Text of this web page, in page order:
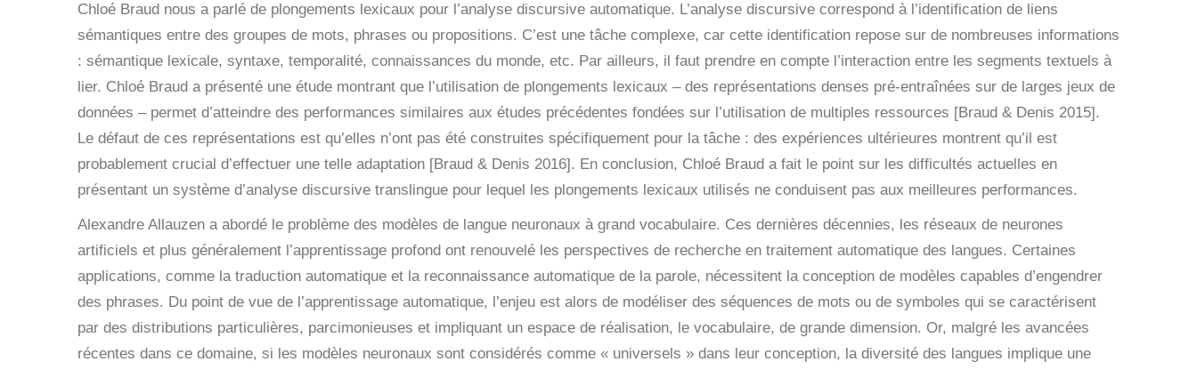
Chloé Braud nous a parlé de plongements lexicaux pour l’analyse discursive automatique. L’analyse discursive correspond à l’identification de liens
sémantiques entre des groupes de mots, phrases ou propositions. C’est une tâche complexe, car cette identification repose sur de nombreuses informations
: sémantique lexicale, syntaxe, temporalité, connaissances du monde, etc. Par ailleurs, il faut prendre en compte l’interaction entre les segments textuels à
lier. Chloé Braud a présenté une étude montrant que l’utilisation de plongements lexicaux – des représentations denses pré-entraînées sur de larges jeux de
données – permet d’atteindre des performances similaires aux études précédentes fondées sur l’utilisation de multiples ressources [Braud & Denis 2015].
Le défaut de ces représentations est qu’elles n’ont pas été construites spécifiquement pour la tâche : des expériences ultérieures montrent qu’il est
probablement crucial d’effectuer une telle adaptation [Braud & Denis 2016]. En conclusion, Chloé Braud a fait le point sur les difficultés actuelles en
présentant un système d’analyse discursive translingue pour lequel les plongements lexicaux utilisés ne conduisent pas aux meilleures performances.
Alexandre Allauzen a abordé le problème des modèles de langue neuronaux à grand vocabulaire. Ces dernières décennies, les réseaux de neurones
artificiels et plus généralement l’apprentissage profond ont renouvelé les perspectives de recherche en traitement automatique des langues. Certaines
applications, comme la traduction automatique et la reconnaissance automatique de la parole, nécessitent la conception de modèles capables d’engendrer
des phrases. Du point de vue de l’apprentissage automatique, l’enjeu est alors de modéliser des séquences de mots ou de symboles qui se caractérisent
par des distributions particulières, parcimonieuses et impliquant un espace de réalisation, le vocabulaire, de grande dimension. Or, malgré les avancées
récentes dans ce domaine, si les modèles neuronaux sont considérés comme « universels » dans leur conception, la diversité des langues implique une